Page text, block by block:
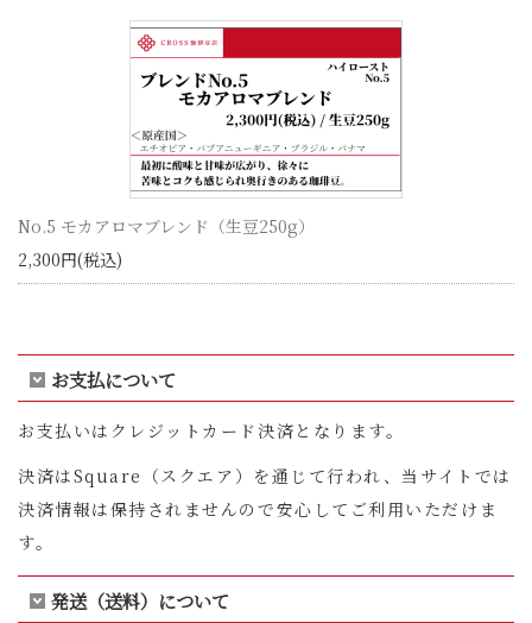
No.5 モカアロマブレンド（生豆250g）
2,300円(税込)
お支払について
お支払いはクレジットカード決済となります。
決済はSquare（スクエア）を通じて行われ、当サイトでは
決済情報は保持されませんので安心してご利用いただけま
す。
発送（送料）について